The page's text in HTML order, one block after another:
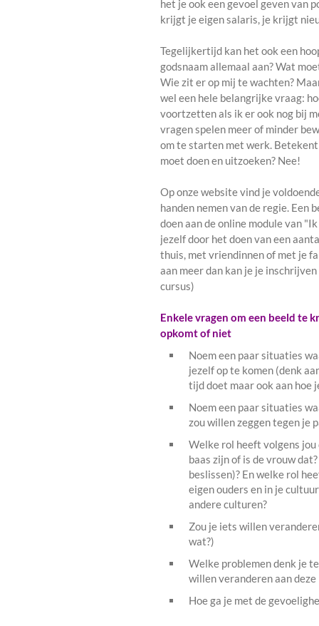
het je ook een gevoel geven van
krijgt je eigen salaris, je krijgt
Tegelijkertijd kan het ook een
godsnaam allemaal aan? Wat
Wie zit er op mij te wachten?
wel een hele belangrijke vraag:
voortzetten als ik er ook nog bij
vragen spelen meer of minder
om te starten met werk.
moet doen en uitzoeken? Nee!
Op onze website vind je
handen nemen van de regie. Een
doen aan de online module van
jezelf door het doen van een
thuis, met vriendinnen of met je
aan meer dan kan je je
cursus)
Enkele vragen om een beeld te
opkomt of niet
Noem een paar situaties
jezelf op te komen (denk
tijd doet maar ook aan hoe
Noem een paar situaties
zou willen zeggen tegen je
Welke rol heeft volgens
baas zijn of is de vrouw
beslissen)? En welke rol
eigen ouders en in je
andere culturen?
Zou je iets willen
wat?)
Welke problemen denk je
willen veranderen aan
Hoe ga je met de